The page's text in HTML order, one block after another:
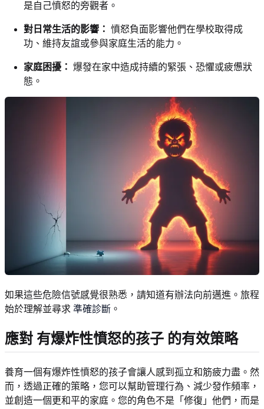
是自己憤怒的旁觀者。
對日常生活的影響： 憤怒負面影響他們在學校取得成
功、維持友誼或參與家庭生活的能力。
家庭困擾： 爆發在家中造成持續的緊張、恐懼或疲憊狀
態。
如果這些危險信號感覺很熟悉，請知道有辦法向前邁進。旅程
始於理解並尋求 準確診斷 。
應對 有爆炸性憤怒的孩子 的有效策略
養育一個有爆炸性憤怒的孩子會讓人感到孤立和筋疲力盡。然
而，透過正確的策略，您可以幫助管理行為、減少發作頻率，
並創造一個更和平的家庭。您的角色不是「修復」他們，而是